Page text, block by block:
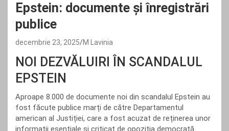
Epstein: documente și înregistrări
publice
decembrie 23, 2025 M Lavinia
NOI DEZVĂLUIRI ÎN SCANDALUL
EPSTEIN
Aproape 8.000 de documente noi din scandalul Epstein au
fost făcute publice marți de către Departamentul
american al Justiției, care a fost acuzat de reținerea unor
informații esențiale și criticat de opoziția democrată